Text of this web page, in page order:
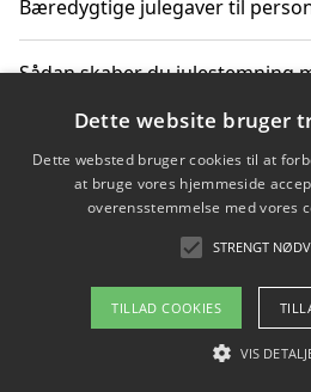
Bæredygtige julegaver til
Sådan skaber du julestemning
Sådan skaber du et
Copyright 2026 -
Om / kontakt
Dette website bruger
Dette websted bruger cookies til at
at bruge vores hjemmeside
overensstemmelse med vores
STRENGT
TILLAD COOKIES
VIS